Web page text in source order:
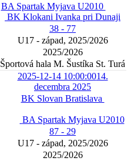
BA Spartak Myjava U2010
BK Klokani Ivanka pri Dunaji
38 - 77
U17 - západ, 2025/2026
2025/2026
Športová hala M. Šustíka St. Turá
2025-12-14 10:00:0014.
decembra 2025
BK Slovan Bratislava
BA Spartak Myjava U2010
87 - 29
U17 - západ, 2025/2026
2025/2026